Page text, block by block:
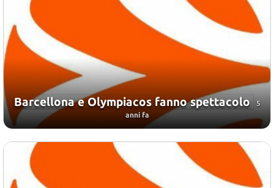
Barcellona e Olympiacos fanno spettacolo 5
anni fa